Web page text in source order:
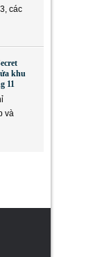
các
khu
11
và